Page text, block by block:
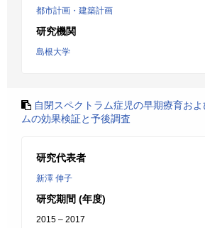
都市計画・建築計画
研究機関
島根大学
自閉スペクトラム症児の早期療育お
ムの効果検証と予後調査
研究代表者
新澤 伸子
研究期間 (年度)
2015 – 2017